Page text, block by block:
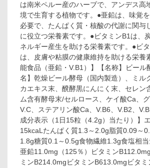
は南米ペルー産のハーブで、アンデス高
境で生育する植物です。●亜鉛は、味覚
必要で、たんぱく質・核酸の代謝に関与
に役立つ栄養素です。●ビタミンB1は、
ネルギー産生を助ける栄養素です。●ビ
は、皮膚や粘膜の健康維持を助ける栄養
能食品（亜鉛・V.B1）】【名称】ビール
名】乾燥ビール酵母（国内製造）、ミル
カエキス末、醗酵黒にんにく末、セレン
ム含有酵母末/セルロース、ケイ酸Ca、グ
V.C、ステアリン酸Ca、V.B6、V.B2、
成分表示（1日15粒（4.2g）当たり）】
15kcaLたんぱく質1.3～2.0g脂質0.09～
1.8g糖質0.1～0.5g食物繊維1.3g食塩相
亜鉛11.0mg（125％）ビタミン
ミンB214.0mgビタミンB613.0mgビタ